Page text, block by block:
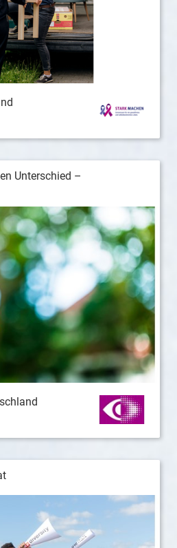
Unterschied –